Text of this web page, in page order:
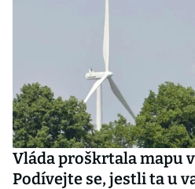
Vláda proškrtala mapu
Podívejte se, jestli ta u